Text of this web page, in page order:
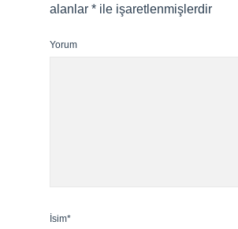
alanlar * ile işaretlenmişlerdir
Yorum
İsim*